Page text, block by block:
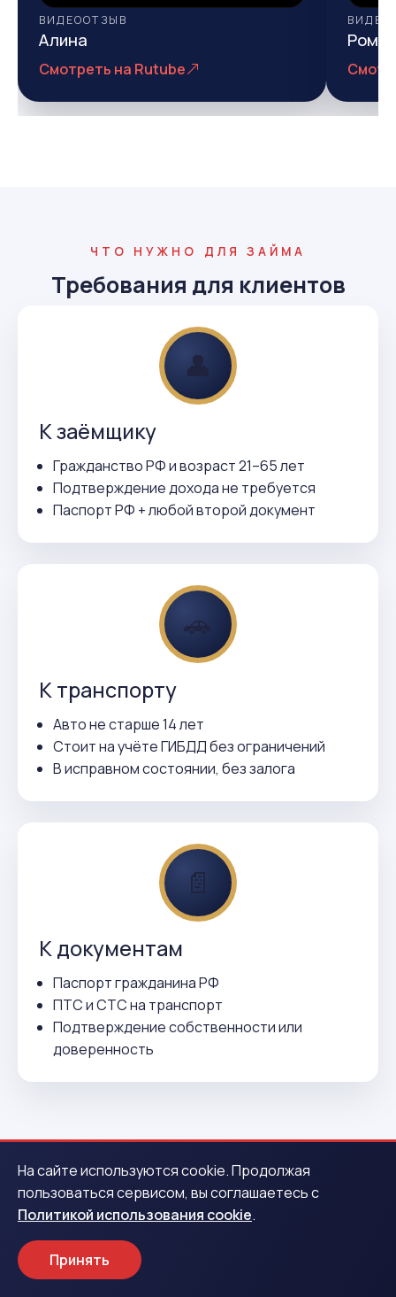
ВИДЕООТЗЫВ
Алина
Смотреть на Rutube
ЧТО НУЖНО ДЛЯ ЗАЙМА
Требования для клиентов
👤
К заёмщику
Гражданство РФ и возраст 21–65 лет
Подтверждение дохода не требуется
Паспорт РФ + любой второй документ
🚗
К транспорту
Авто не старше 14 лет
Стоит на учёте ГИБДД без ограничений
В исправном состоянии, без залога
📄
К документам
Паспорт гражданина РФ
ПТС и СТС на транспорт
Подтверждение собственности или
доверенность
ВСЕГО 3 ДЕЙСТВИЯ
Как получить деньги в
Светогорске
На сайте используются cookie. Продолжая
пользоваться сервисом, вы соглашаетесь с
Политикой использования cookie.
Принять